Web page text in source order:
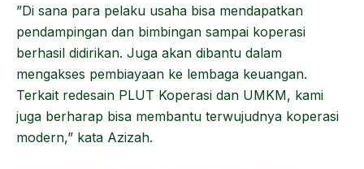
”Di sana para pelaku usaha bisa mendapatkan
pendampingan dan bimbingan sampai koperasi
berhasil didirikan. Juga akan dibantu dalam
mengakses pembiayaan ke lembaga keuangan.
Terkait redesain PLUT Koperasi dan UMKM, kami
juga berharap bisa membantu terwujudnya koperasi
modern,” kata Azizah.